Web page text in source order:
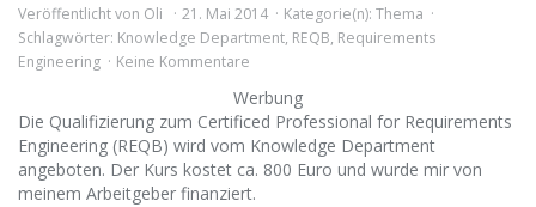
Veröffentlicht von Oli 21. Mai 2014 Kategorie(n): Thema
Schlagwörter: Knowledge Department, REQB, Requirements
Engineering
Keine Kommentare
Werbung
Die Qualifizierung zum Certificed Professional for Requirements
Engineering (REQB) wird vom Knowledge Department
angeboten. Der Kurs kostet ca. 800 Euro und wurde mir von
meinem Arbeitgeber finanziert.